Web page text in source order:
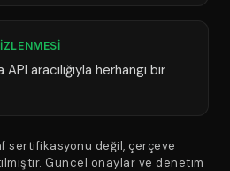
aracılığıyla herhangi bir
sertifikasyonu değil, çerçeve
Güncel onaylar ve denetim